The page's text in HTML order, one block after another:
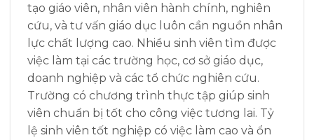
tạo giáo viên, nhân viên hành chính, nghiên
cứu, và tư vấn giáo dục luôn cần nguồn nhân
lực chất lượng cao. Nhiều sinh viên tìm được
việc làm tại các trường học, cơ sở giáo dục,
doanh nghiệp và các tổ chức nghiên cứu.
Trường có chương trình thực tập giúp sinh
viên chuẩn bị tốt cho công việc tương lai. Tỷ
lệ sinh viên tốt nghiệp có việc làm cao và ổn